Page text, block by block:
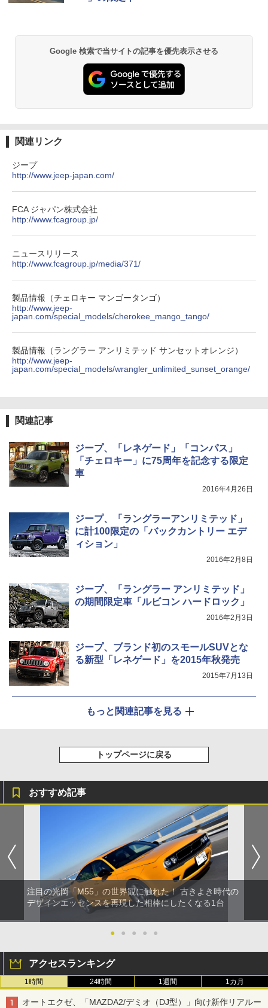
Google 検索で当サイトの記事を優先表示させる
関連リンク
ジープ
http://www.jeep-japan.com/
FCA ジャパン株式会社
http://www.fcagroup.jp/
ニュースリリース
http://www.fcagroup.jp/media/371/
製品情報（チェロキー マンゴータンゴ）
http://www.jeep-
japan.com/special_models/cherokee_mango_tango/
製品情報（ラングラー アンリミテッド サンセットオレンジ）
http://www.jeep-
japan.com/special_models/wrangler_unlimited_sunset_orange/
関連記事
ジープ、「レネゲード」「コンパス」
「チェロキー」に75周年を記念する限定
車
2016年4月26日
ジープ、「ラングラーアンリミテッド」
に計100限定の「バックカントリー エデ
ィション」
2016年2月8日
ジープ、「ラングラー アンリミテッド」
の期間限定車「ルビコン ハードロック」
2016年2月3日
ジープ、ブランド初のスモールSUVとな
る新型「レネゲード」を2015年秋発売
2015年7月13日
もっと関連記事を見る
トップページに戻る
おすすめ記事
注目の光岡「M55」の世界観に触れた！ 古きよき時代の
デザインエッセンスを再現した相棒にしたくなる1台
● ● ● ● ●
アクセスランキング
1時間 24時間 1週間 1カ月
オートエクゼ、「MAZDA2/デミオ（DJ型）」向け新作リアルー